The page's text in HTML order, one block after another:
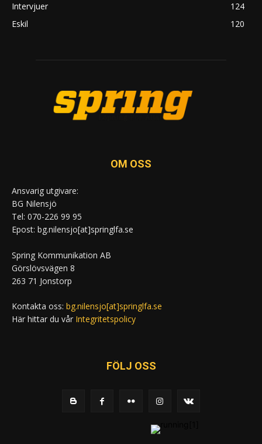
Intervjuer
124
Eskil
120
OM OSS
Ansvarig utgivare:
BG Nilensjö
Tel: 070-226 99 95
Epost: bg.nilensjo[at]springlfa.se
Spring Kommunikation AB
Görslövsvägen 8
263 71 Jonstorp
Kontakta oss: bg.nilensjo[at]springlfa.se
Här hittar du vår Integritetspolicy
FÖLJ OSS